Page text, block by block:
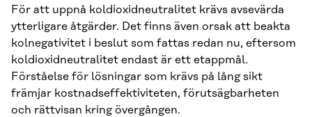
För att uppnå koldioxidneutralitet krävs avsevärda
ytterligare åtgärder. Det finns även orsak att beakta
kolnegativitet i beslut som fattas redan nu, eftersom
koldioxidneutralitet endast är ett etappmål.
Förståelse för lösningar som krävs på lång sikt
främjar kostnadseffektiviteten, förutsägbarheten
och rättvisan kring övergången.